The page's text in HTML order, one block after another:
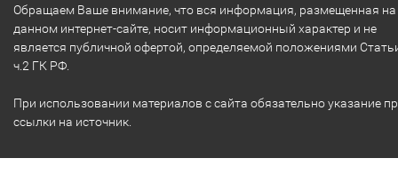
Обращаем Ваше внимание, что вся информация, размещенная на
данном интернет-сайте, носит информационный характер и не
является публичной офертой, определяемой положениями
ч.2 ГК РФ.
При использовании материалов с сайта обязательно указание
ссылки на источник.